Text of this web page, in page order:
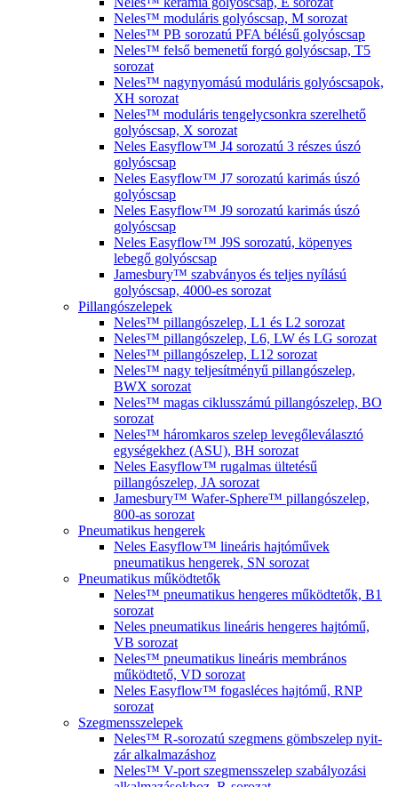
Neles™ moduláris golyóscsap, M sorozat
Neles™ PB sorozatú PFA bélésű golyóscsap
Neles™ felső bemenetű forgó golyóscsap, T5
sorozat
Neles™ nagynyomású moduláris golyóscsapok,
XH sorozat
Neles™ moduláris tengelycsonkra szerelhető
golyóscsap, X sorozat
Neles Easyflow™ J4 sorozatú 3 részes úszó
golyóscsap
Neles Easyflow™ J7 sorozatú karimás úszó
golyóscsap
Neles Easyflow™ J9 sorozatú karimás úszó
golyóscsap
Neles Easyflow™ J9S sorozatú, köpenyes
lebegő golyóscsap
Jamesbury™ szabványos és teljes nyílású
golyóscsap, 4000-es sorozat
Pillangószelepek
Neles™ pillangószelep, L1 és L2 sorozat
Neles™ pillangószelep, L6, LW és LG sorozat
Neles™ pillangószelep, L12 sorozat
Neles™ nagy teljesítményű pillangószelep,
BWX sorozat
Neles™ magas ciklusszámú pillangószelep, BO
sorozat
Neles™ háromkaros szelep levegőleválasztó
egységekhez (ASU), BH sorozat
Neles Easyflow™ rugalmas ültetésű
pillangószelep, JA sorozat
Jamesbury™ Wafer-Sphere™ pillangószelep,
800-as sorozat
Pneumatikus hengerek
Neles Easyflow™ lineáris hajtóművek
pneumatikus hengerek, SN sorozat
Pneumatikus működtetők
Neles™ pneumatikus hengeres működtetők, B1
sorozat
Neles pneumatikus lineáris hengeres hajtómű,
VB sorozat
Neles™ pneumatikus lineáris membrános
működtető, VD sorozat
Neles Easyflow™ fogasléces hajtómű, RNP
sorozat
Szegmensszelepek
Neles™ R-sorozatú szegmens gömbszelep nyit-
zár alkalmazáshoz
Neles™ V-port szegmensszelep szabályozási